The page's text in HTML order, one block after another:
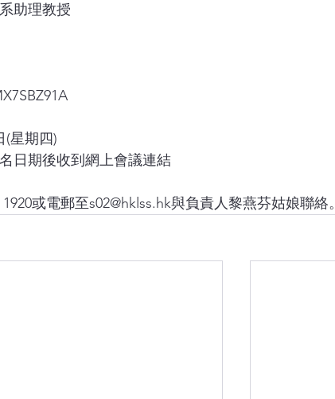
助理教授
(星期四)
日期後收到網上會議連結
或電郵至s02@hklss.hk與負責人黎燕芬姑娘聯絡。